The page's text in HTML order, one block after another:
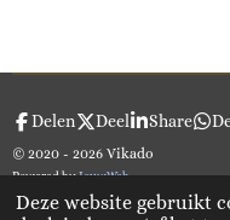
Deze website gebruikt
Delen Deel Share
© 2020 - 2026 Vikado
Powered byJouwWeb